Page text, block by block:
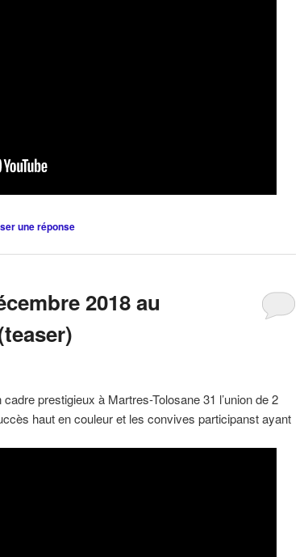
une réponse
2018 au
prestigieux à Martres-Tolosane 31 l’union de 2
haut en couleur et les convives participanst ayant